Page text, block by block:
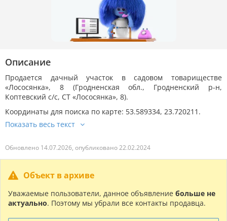
Описание
Продается дачный участок в садовом товариществе
«Лососянка», 8 (Гродненская обл., Гродненский р-н,
Коптевский с/с, СТ «Лососянка», 8).
Координаты для поиска по карте: 53.589334, 23.720211.
Обновлено 14.07.2026, опубликовано 22.02.2024
Объект в архиве
Уважаемые пользователи, данное объявление больше не
актуально. Поэтому мы убрали все контакты продавца.